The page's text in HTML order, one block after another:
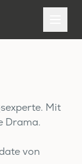
Mit
Drama.
von